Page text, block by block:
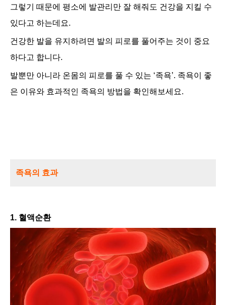
그렇기 때문에 평소에 발관리만 잘 해줘도 건강을 지킬 수
있다고 하는데요.
건강한 발을 유지하려면 발의 피로를 풀어주는 것이 중요
하다고 합니다.
발뿐만 아니라 온몸의 피로를 풀 수 있는 ‘족욕’. 족욕이 좋
은 이유와 효과적인 족욕의 방법을 확인해보세요.
족욕의 효과
1. 혈액순환